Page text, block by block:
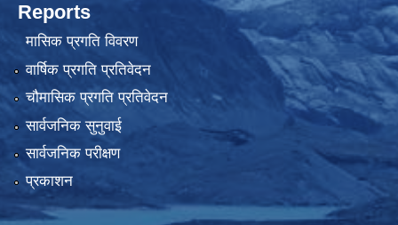
Reports
मासिक प्रगति विवरण
वार्षिक प्रगति प्रतिवेदन
चौमासिक प्रगति प्रतिवेदन
सार्वजनिक सुनुवाई
सार्वजनिक परीक्षण
प्रकाशन